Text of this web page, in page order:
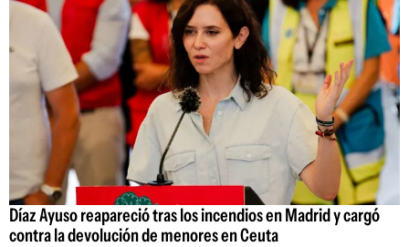
Díaz Ayuso reapareció tras los incendios en Madrid y cargó
contra la devolución de menores en Ceuta